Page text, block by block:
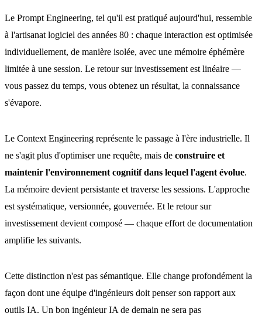
Le Prompt Engineering, tel qu'il est pratiqué aujourd'hui, ressemble
à l'artisanat logiciel des années 80 : chaque interaction est optimisée
individuellement, de manière isolée, avec une mémoire éphémère
limitée à une session. Le retour sur investissement est linéaire —
vous passez du temps, vous obtenez un résultat, la connaissance
s'évapore.
Le Context Engineering représente le passage à l'ère industrielle. Il
ne s'agit plus d'optimiser une requête, mais de construire et
maintenir l'environnement cognitif dans lequel l'agent évolue.
La mémoire devient persistante et traverse les sessions. L'approche
est systématique, versionnée, gouvernée. Et le retour sur
investissement devient composé — chaque effort de documentation
amplifie les suivants.
Cette distinction n'est pas sémantique. Elle change profondément la
façon dont une équipe d'ingénieurs doit penser son rapport aux
outils IA. Un bon ingénieur IA de demain ne sera pas